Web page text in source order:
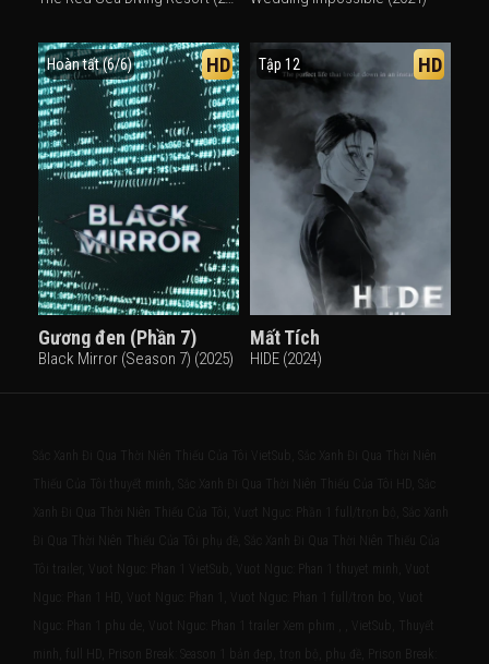
Hoàn tất (6/6) HD
Gương đen (Phần 7)
Black Mirror (Season 7) (2025)
Tập 12 HD
Mất Tích
HIDE (2024)
Sắc Xanh Đi Qua Thời Niên Thiếu Của Tôi VietSub, Sắc Xanh Đi Qua Thời Niên
Thiếu Của Tôi thuyết minh, Sắc Xanh Đi Qua Thời Niên Thiếu Của Tôi HD, Sắc
Xanh Đi Qua Thời Niên Thiếu Của Tôi, Vượt Ngục: Phần 1 full/trọn bộ, Sắc Xanh
Đi Qua Thời Niên Thiếu Của Tôi phụ đề, Sắc Xanh Đi Qua Thời Niên Thiếu Của
Tôi trailer, Vuot Nguc: Phan 1 VietSub, Vuot Nguc: Phan 1 thuyet minh, Vuot
Nguc: Phan 1 HD, Vuot Nguc: Phan 1, Vuot Nguc: Phan 1 full/tron bo, Vuot
Nguc: Phan 1 phu de, Vuot Nguc: Phan 1 trailer Xem phim , , VietSub, Thuyết
minh, full HD, Prison Break: Season 1 bản đẹp, trọn bộ, phụ đề, Prison Break: